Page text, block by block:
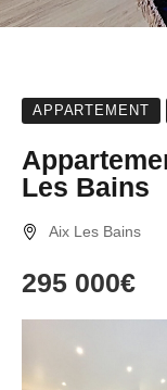
APPARTEMENT
Les Bains
Aix Les Bains
295 000€